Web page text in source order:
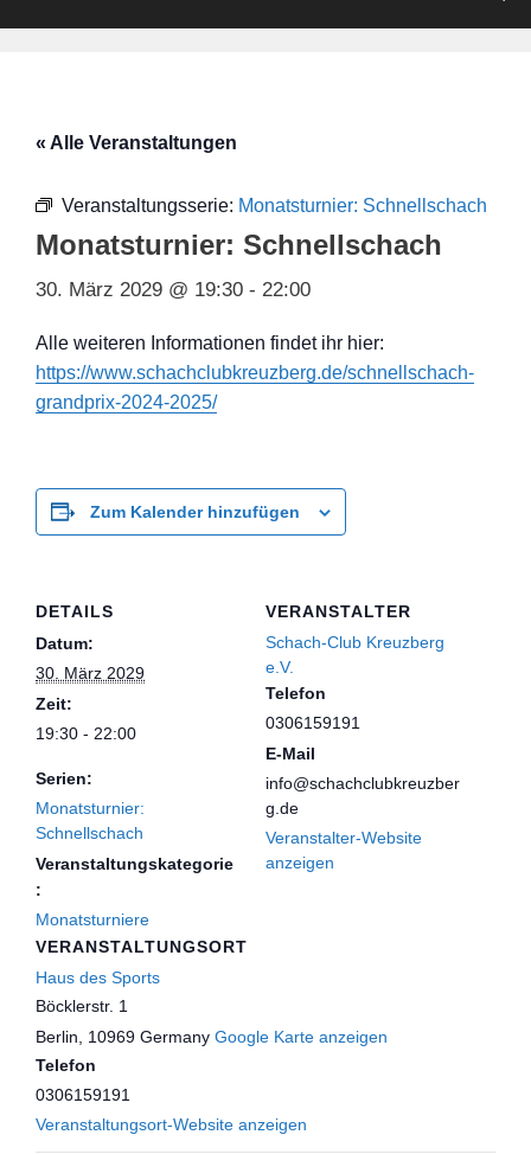
« Alle Veranstaltungen
Veranstaltungsserie: Monatsturnier: Schnellschach
Monatsturnier: Schnellschach
30. März 2029 @ 19:30 - 22:00
Alle weiteren Informationen findet ihr hier:
https://www.schachclubkreuzberg.de/schnellschach-
grandprix-2024-2025/
Zum Kalender hinzufügen
DETAILS
Datum:
30. März 2029
Zeit:
19:30 - 22:00
Serien:
Monatsturnier:
Schnellschach
Veranstaltungskategorie
:
Monatsturniere
VERANSTALTUNGSORT
Haus des Sports
Böcklerstr. 1
Berlin
10969 Germany Google Karte anzeigen
Telefon
0306159191
Veranstaltungsort-Website anzeigen
VERANSTALTER
Schach-Club Kreuzberg
e.V.
Telefon
0306159191
E-Mail
info@schachclubkreuzber
g.de
Veranstalter-Website
anzeigen